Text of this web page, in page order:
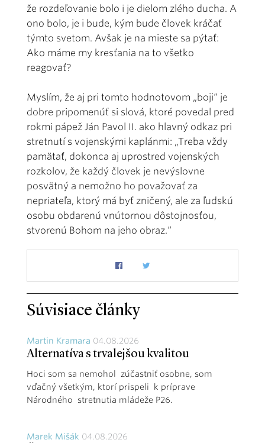
že rozdeľovanie bolo i je dielom zlého ducha. A
ono bolo, je i bude, kým bude človek kráčať
týmto svetom. Avšak je na mieste sa pýtať:
Ako máme my kresťania na to všetko
reagovať?
Myslím, že aj pri tomto hodnotovom „boji“ je
dobre pripomenúť si slová, ktoré povedal pred
rokmi pápež Ján Pavol II. ako hlavný odkaz pri
stretnutí s vojenskými kaplánmi: „Treba vždy
pamätať, dokonca aj uprostred vojenských
rozkolov, že každý človek je nevýslovne
posvätný a nemožno ho považovať za
nepriateľa, ktorý má byť zničený, ale za ľudskú
osobu obdarenú vnútornou dôstojnosťou,
stvorenú Bohom na jeho obraz.“
Súvisiace články
Martin Kramara 04.08.2026
Alternatíva s trvalejšou kvalitou
Hoci som sa nemohol zúčastniť osobne, som
vďačný všetkým, ktorí prispeli k príprave
Národného stretnutia mládeže P26.
Marek Mišák 04.08.2026